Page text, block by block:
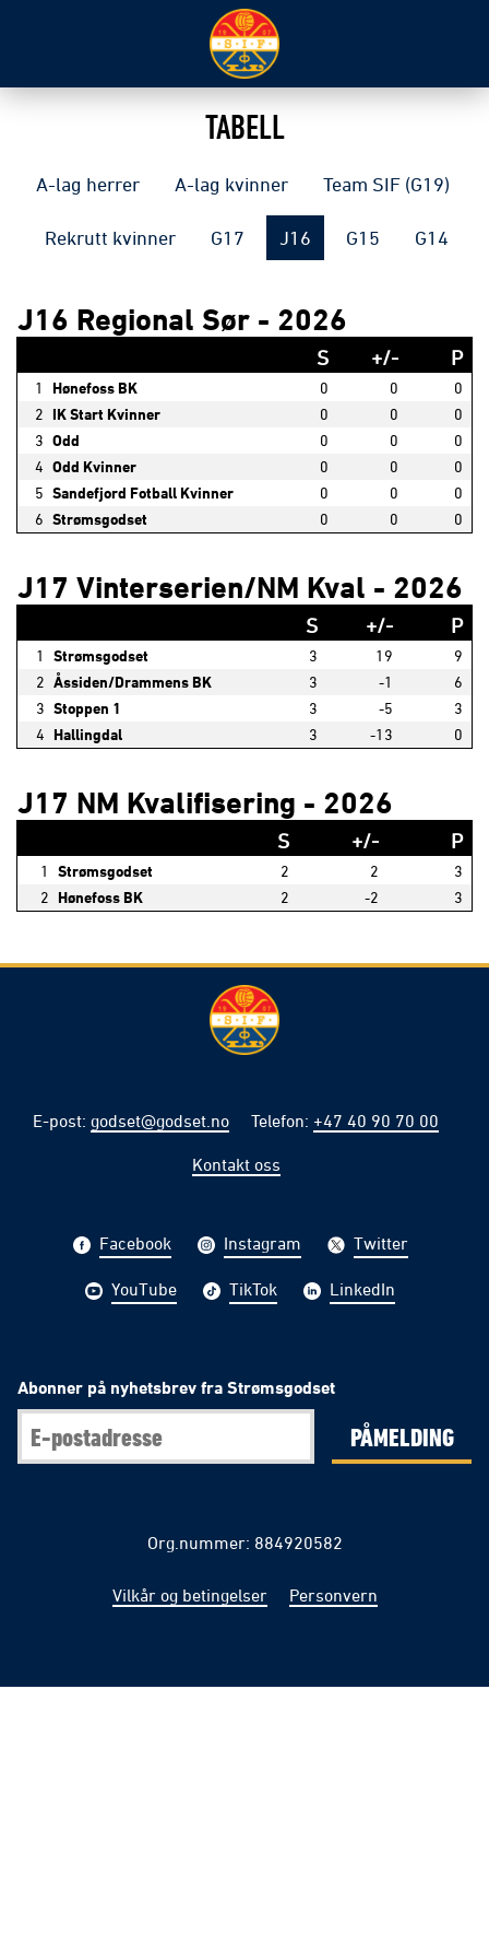
TABELL
A-lag herrer A-lag kvinner Team SIF (G19)
Rekrutt kvinner G17 J16 G15 G14
J16 Regional Sør - 2026
S +/- P
1 Hønefoss BK 0 0
0
2 IK Start Kvinner 0 0
0
3 Odd 0 0
0
4 Odd Kvinner 0 0
0
5 Sandefjord Fotball Kvinner 0 0
0
6 Strømsgodset 0 0 0
J17 Vinterserien/NM Kval - 2026
S +/- P
1 Strømsgodset 3 19
9
2 Åssiden/Drammens BK 3 -1
6
3 Stoppen 1 3 -5
3
4 Hallingdal 3 -13 0
J17 NM Kvalifisering - 2026
S +/- P
1 Strømsgodset 2 2
3
2 Hønefoss BK 2 -2 3
E-post: godset@godset.no Telefon: +47 40 90 70 00
Kontakt oss
Facebook Instagram Twitter
YouTube TikTok LinkedIn
Abonner på nyhetsbrev fra Strømsgodset
PÅMELDING
Org.nummer: 884920582
Vilkår og betingelser Personvern